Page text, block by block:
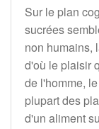
Sur le plan
sucrées
non humains,
d'où le plaisir
de l'homme,
plupart des
d'un aliment